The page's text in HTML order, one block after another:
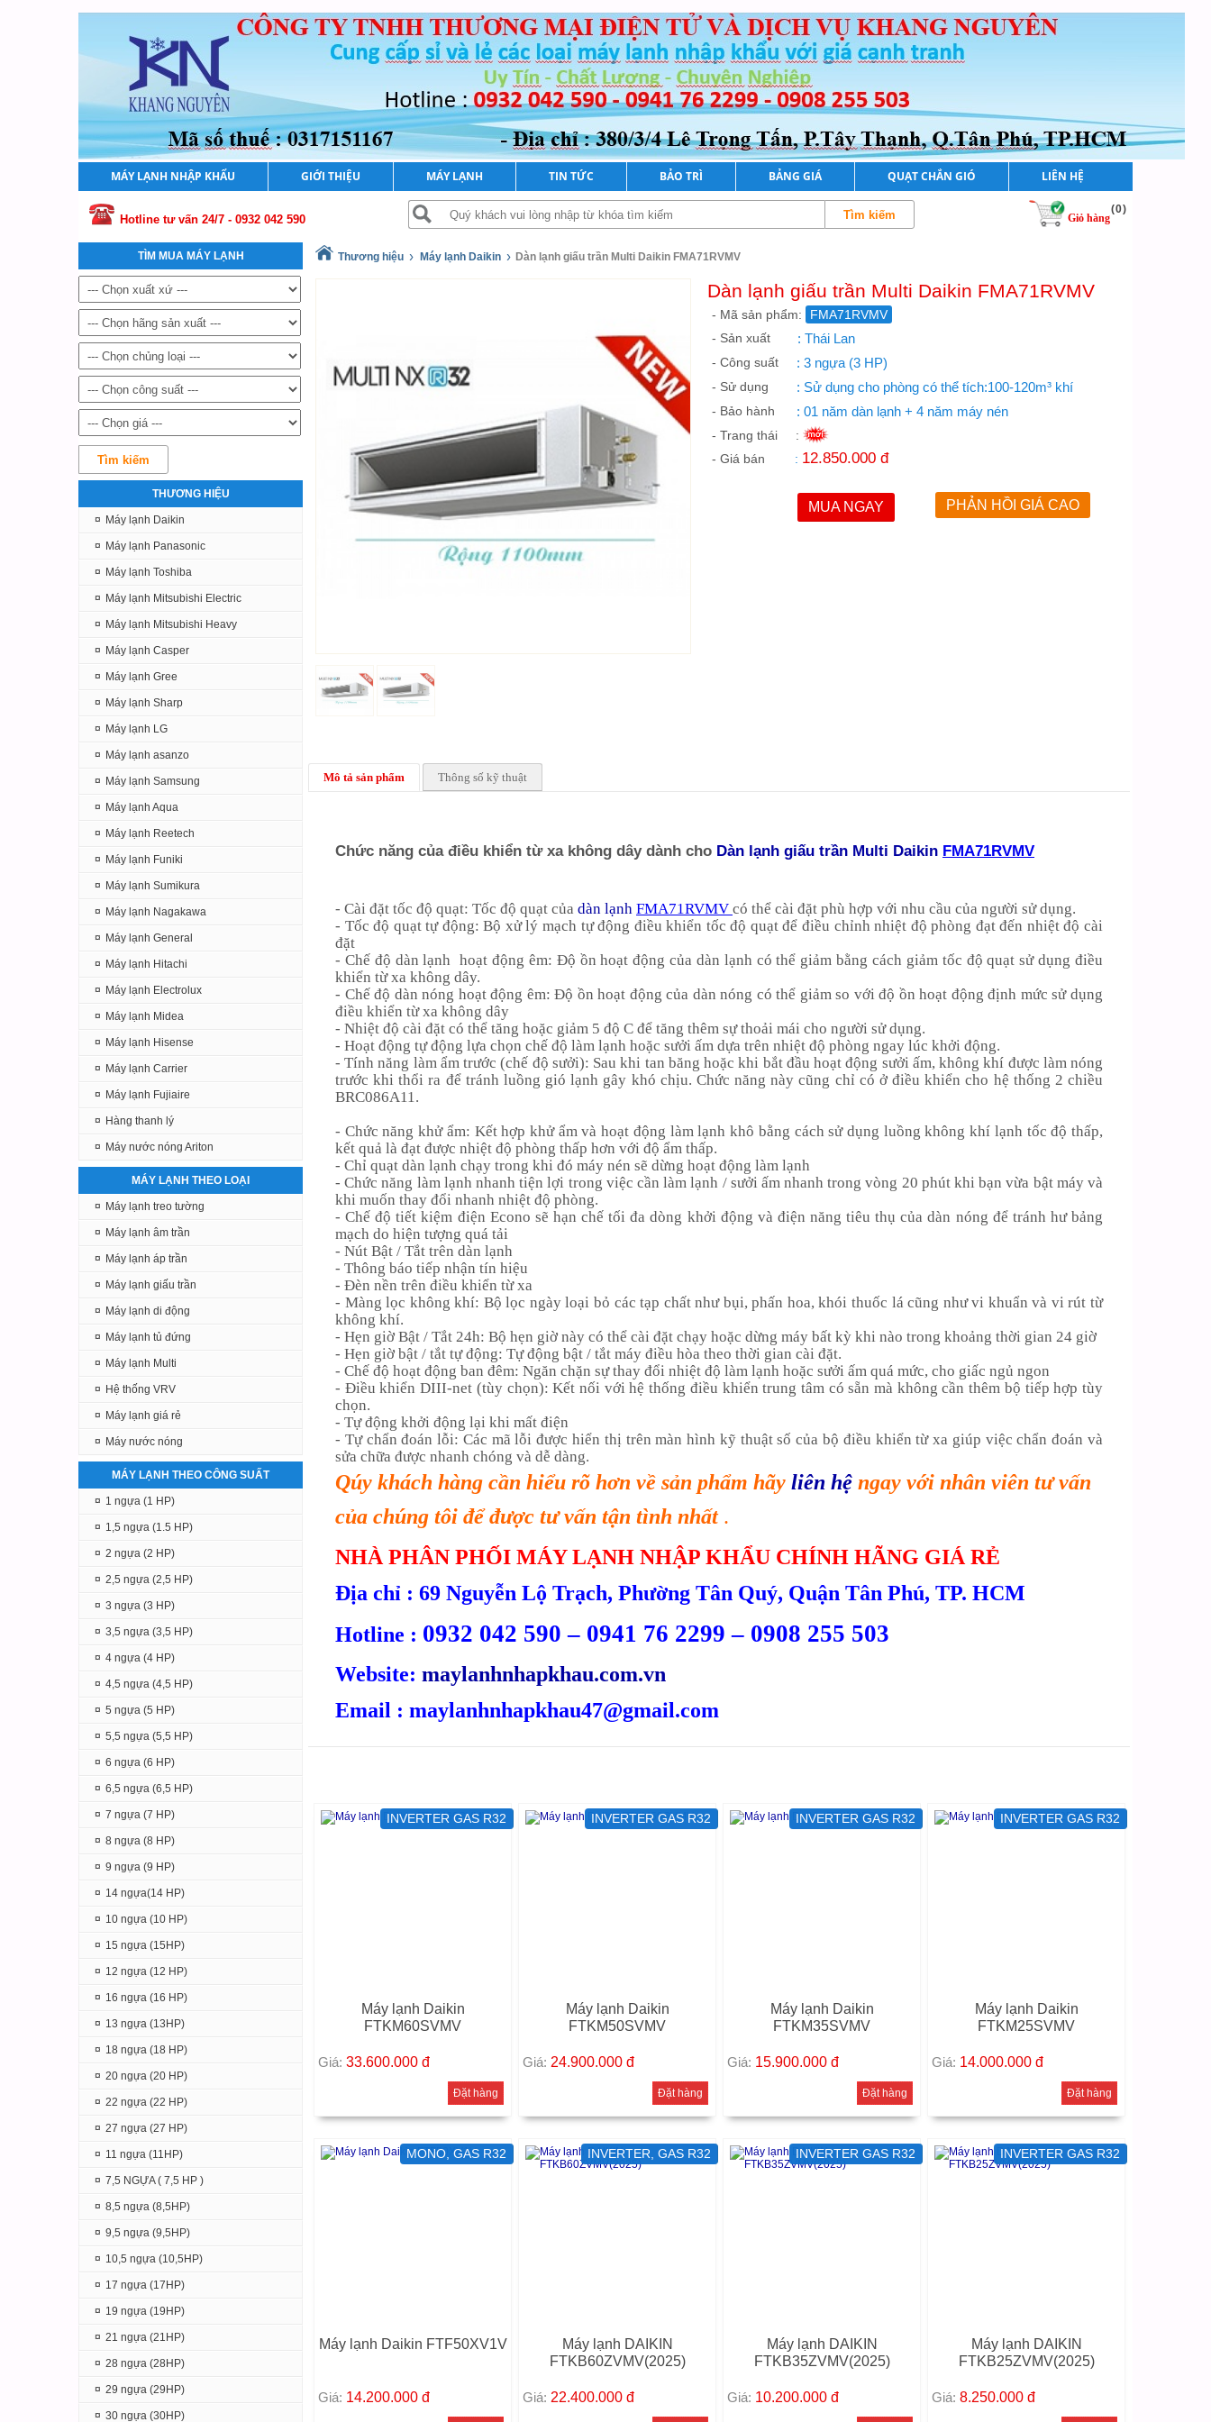
MÁY LẠNH NHẬP KHẨU GIỚI THIỆU MÁY LẠNH TIN TỨC BẢO TRÌ BẢNG GIÁ QUẠT CHẮN GIÓ LIÊN HỆ
Hotline tư vấn 24/7 - 0932 042 590 Giỏ hàng
(0)
TÌM MUA MÁY LẠNH
THƯƠNG HIỆU
¤ Máy lạnh Daikin
¤ Máy lạnh Panasonic
¤ Máy lạnh Toshiba
¤ Máy lạnh Mitsubishi Electric
¤ Máy lạnh Mitsubishi Heavy
¤ Máy lạnh Casper
¤ Máy lạnh Gree
¤ Máy lạnh Sharp
¤ Máy lạnh LG
¤ Máy lạnh asanzo
¤ Máy lạnh Samsung
¤ Máy lạnh Aqua
¤ Máy lạnh Reetech
¤ Máy lạnh Funiki
¤ Máy lạnh Sumikura
¤ Máy lạnh Nagakawa
¤ Máy lạnh General
¤ Máy lạnh Hitachi
¤ Máy lạnh Electrolux
¤ Máy lạnh Midea
¤ Máy lạnh Hisense
¤ Máy lạnh Carrier
¤ Máy lạnh Fujiaire
¤ Hàng thanh lý
¤ Máy nước nóng Ariton
MÁY LẠNH THEO LOẠI
¤ Máy lạnh treo tường
¤ Máy lạnh âm trần
¤ Máy lạnh áp trần
¤ Máy lạnh giấu trần
¤ Máy lạnh di động
¤ Máy lạnh tủ đứng
¤ Máy lạnh Multi
¤ Hệ thống VRV
¤ Máy lạnh giá rẻ
¤ Máy nước nóng
MÁY LẠNH THEO CÔNG SUẤT
¤ 1 ngựa (1 HP)
¤ 1,5 ngựa (1.5 HP)
¤ 2 ngựa (2 HP)
¤ 2,5 ngựa (2,5 HP)
¤ 3 ngựa (3 HP)
¤ 3,5 ngựa (3,5 HP)
¤ 4 ngựa (4 HP)
¤ 4,5 ngựa (4,5 HP)
¤ 5 ngựa (5 HP)
¤ 5,5 ngựa (5,5 HP)
¤ 6 ngựa (6 HP)
¤ 6,5 ngựa (6,5 HP)
¤ 7 ngựa (7 HP)
¤ 8 ngựa (8 HP)
¤ 9 ngựa (9 HP)
¤ 14 ngựa(14 HP)
¤ 10 ngựa (10 HP)
¤ 15 ngựa (15HP)
¤ 12 ngựa (12 HP)
¤ 16 ngựa (16 HP)
¤ 13 ngựa (13HP)
¤ 18 ngựa (18 HP)
¤ 20 ngựa (20 HP)
¤ 22 ngựa (22 HP)
¤ 27 ngựa (27 HP)
¤ 11 ngựa (11HP)
¤ 7,5 NGỰA ( 7,5 HP )
¤ 8,5 ngựa (8,5HP)
¤ 9,5 ngựa (9,5HP)
¤ 10,5 ngựa (10,5HP)
¤ 17 ngựa (17HP)
¤ 19 ngựa (19HP)
¤ 21 ngựa (21HP)
¤ 28 ngựa (28HP)
¤ 29 ngựa (29HP)
¤ 30 ngựa (30HP)
Thương hiệu › Máy lạnh Daikin › Dàn lạnh giấu trần Multi Daikin FMA71RVMV
Dàn lạnh giấu trần Multi Daikin FMA71RVMV
- Mã sản phẩm:
FMA71RVMV
- Sản xuất
: Thái Lan
- Công suất : 3 ngựa (3 HP)
- Sử dụng : Sử dụng cho phòng có thể tích:100-120m³ khí
- Bảo hành : 01 năm dàn lạnh + 4 năm máy nén
- Trang thái
:
- Giá bán
: 12.850.000 đ
MUA NGAY
Mô tả sản phẩm Thông số kỹ thuật
Chức năng của điều khiển từ xa không dây dành cho Dàn lạnh giấu trần Multi Daikin FMA71RVMV
- Cài đặt tốc độ quạt: Tốc độ quạt của dàn lạnh FMA71RVMV có thể cài đặt phù hợp với nhu cầu của người sử dụng.
- Tốc độ quạt tự động: Bộ xử lý mạch tự động điều khiển tốc độ quạt để điều chỉnh nhiệt độ phòng đạt đến nhiệt độ cài
đặt
- Chế độ dàn lạnh hoạt động êm: Độ ồn hoạt động của dàn lạnh có thể giảm bằng cách giảm tốc độ quạt sử dụng điều
khiển từ xa không dây.
- Chế độ dàn nóng hoạt động êm: Độ ồn hoạt động của dàn nóng có thể giảm so với độ ồn hoạt động định mức sử dụng
điều khiển từ xa không dây
- Nhiệt độ cài đặt có thể tăng hoặc giảm 5 độ C để tăng thêm sự thoải mái cho người sử dụng.
- Hoạt động tự động lựa chọn chế độ làm lạnh hoặc sưởi ấm dựa trên nhiệt độ phòng ngay lúc khởi động.
- Tính năng làm ẩm trước (chế độ sưởi): Sau khi tan băng hoặc khi bắt đầu hoạt động sưởi ấm, không khí được làm nóng
trước khi thổi ra để tránh luồng gió lạnh gây khó chịu. Chức năng này cũng chỉ có ở điều khiển cho hệ thống 2 chiều
BRC086A11.
- Chức năng khử ẩm: Kết hợp khử ẩm và hoạt động làm lạnh khô bằng cách sử dụng luồng không khí lạnh tốc độ thấp,
kết quả là đạt được nhiệt độ phòng thấp hơn với độ ẩm thấp.
- Chỉ quạt dàn lạnh chạy trong khi đó máy nén sẽ dừng hoạt động làm lạnh
- Chức năng làm lạnh nhanh tiện lợi trong việc cần làm lạnh / sưởi ấm nhanh trong vòng 20 phút khi bạn vừa bật máy và
khi muốn thay đổi nhanh nhiệt độ phòng.
- Chế độ tiết kiệm điện Econo sẽ hạn chế tối đa dòng khởi động và điện năng tiêu thụ của dàn nóng để tránh hư bảng
mạch do hiện tượng quá tải
- Nút Bật / Tắt trên dàn lạnh
- Thông báo tiếp nhận tín hiệu
- Đèn nền trên điều khiển từ xa
- Màng lọc không khí: Bộ lọc ngày loại bỏ các tạp chất như bụi, phấn hoa, khói thuốc lá cũng như vi khuẩn và vi rút từ
không khí.
- Hẹn giờ Bật / Tắt 24h: Bộ hẹn giờ này có thể cài đặt chạy hoặc dừng máy bất kỳ khi nào trong khoảng thời gian 24 giờ
- Hẹn giờ bật / tắt tự động: Tự động bật / tắt máy điều hòa theo thời gian cài đặt.
- Chế độ hoạt động ban đêm: Ngăn chặn sự thay đổi nhiệt độ làm lạnh hoặc sưởi ấm quá mức, cho giấc ngủ ngon
- Điều khiển DIII-net (tùy chọn): Kết nối với hệ thống điều khiển trung tâm có sẵn mà không cần thêm bộ tiếp hợp tùy
chọn.
- Tự động khởi động lại khi mất điện
- Tự chẩn đoán lỗi: Các mã lỗi được hiển thị trên màn hình kỹ thuật số của bộ điều khiển từ xa giúp việc chẩn đoán và
sửa chữa được nhanh chóng và dễ dàng.
Qúy khách hàng cần hiểu rõ hơn về sản phẩm hãy liên hệ ngay với nhân viên tư vấn
của chúng tôi để được tư vấn tận tình nhất .
NHÀ PHÂN PHỐI MÁY LẠNH NHẬP KHẨU CHÍNH HÃNG GIÁ RẺ
Địa chỉ : 69 Nguyễn Lộ Trạch, Phường Tân Quý, Quận Tân Phú, TP. HCM
Hotline : 0932 042 590 – 0941 76 2299 – 0908 255 503
Website: maylanhnhapkhau.com.vn
Email : maylanhnhapkhau47@gmail.com
INVERTER GAS R32
Máy lạnh Daikin
FTKM60SVMV
Giá: 33.600.000 đ
Đặt hàng
INVERTER GAS R32
Máy lạnh Daikin
FTKM50SVMV
Giá: 24.900.000 đ
Đặt hàng
INVERTER GAS R32
Máy lạnh Daikin
FTKM35SVMV
Giá: 15.900.000 đ
Đặt hàng
INVERTER GAS R32
Máy lạnh Daikin
FTKM25SVMV
Giá: 14.000.000 đ
Đặt hàng
MONO, GAS R32
Máy lạnh Daikin FTF50XV1V
Giá: 14.200.000 đ
INVERTER, GAS R32
Máy lạnh DAIKIN
FTKB60ZVMV(2025)
Giá: 22.400.000 đ
INVERTER GAS R32
Máy lạnh DAIKIN
FTKB35ZVMV(2025)
Giá: 10.200.000 đ
INVERTER GAS R32
Máy lạnh DAIKIN
FTKB25ZVMV(2025)
Giá: 8.250.000 đ